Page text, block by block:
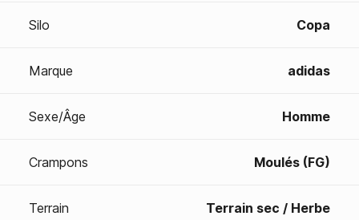
Silo Copa
Marque adidas
Sexe/Âge Homme
Crampons Moulés (FG)
Terrain Terrain sec / Herbe